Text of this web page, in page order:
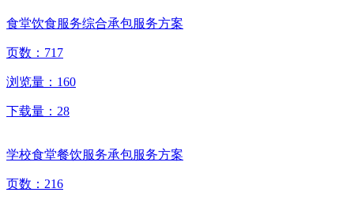
食堂饮食服务综合承包服务方案
页数： 717
浏览量： 160
下载量： 28
学校食堂餐饮服务承包服务方案
页数： 216